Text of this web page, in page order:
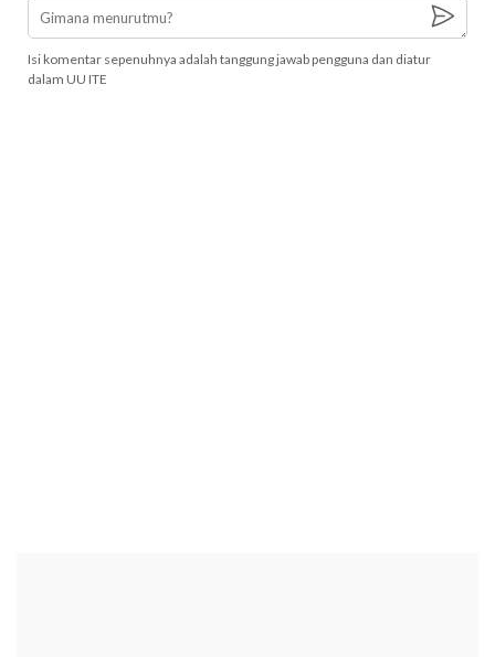
Isi komentar sepenuhnya adalah tanggung jawab pengguna dan diatur
dalam UU ITE